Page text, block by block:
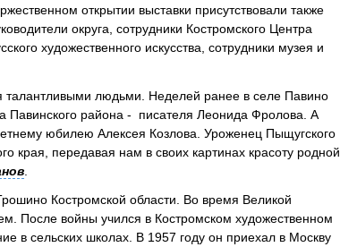
открытии выставки присутствовали также
округа, сотрудники Костромского Центра
художественного искусства, сотрудники музея и
людьми. Неделей ранее в селе Павино
Павинского района - писателя Леонида Фролова. А
юбилею Алексея Козлова. Уроженец Пыщугского
края, передавая нам в своих картинах красоту родной
Костромской области. Во время Великой
После войны учился в Костромском художественном
в сельских школах. В 1957 году он приехал в Москву